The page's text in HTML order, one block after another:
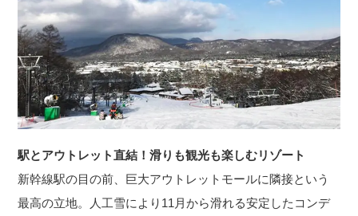
駅とアウトレット直結！滑りも観光も楽しむリゾート
新幹線駅の目の前、巨大アウトレットモールに隣接という
最高の立地。人工雪により11月から滑れる安定したコンデ